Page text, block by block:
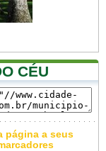
CÉU
página a seus